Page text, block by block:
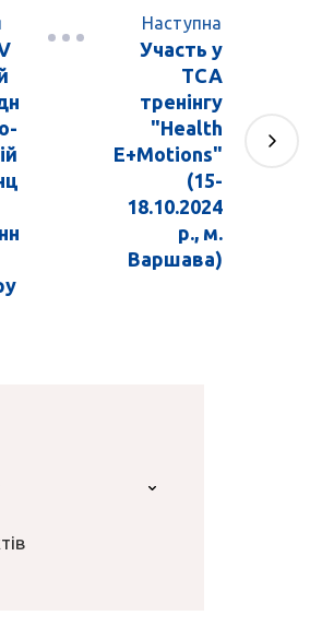
Наступна
Участь у
TCA
тренінгу
"Health
E+Motions"
(15-
18.10.2024
р., м.
Варшава)